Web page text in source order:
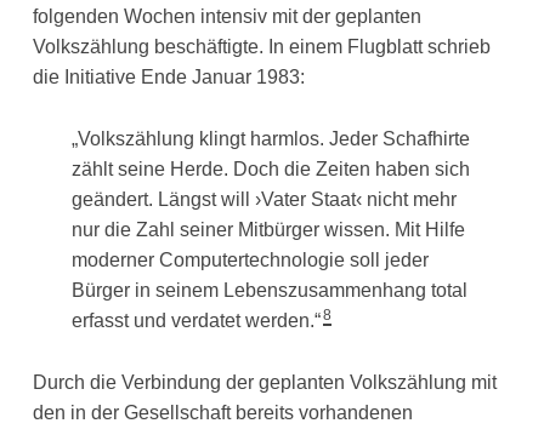
folgenden Wochen intensiv mit der geplanten
Volkszählung beschäftigte. In einem Flugblatt schrieb
die Initiative Ende Januar 1983:
„Volkszählung klingt harmlos. Jeder Schafhirte
zählt seine Herde. Doch die Zeiten haben sich
geändert. Längst will ›Vater Staat‹ nicht mehr
nur die Zahl seiner Mitbürger wissen. Mit Hilfe
moderner Computertechnologie soll jeder
Bürger in seinem Lebenszusammenhang total
erfasst und verdatet werden.“8
Durch die Verbindung der geplanten Volkszählung mit
den in der Gesellschaft bereits vorhandenen